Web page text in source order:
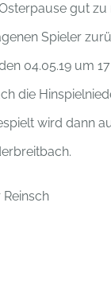
gut
Spieler
04.05.19 um
die
wird dann